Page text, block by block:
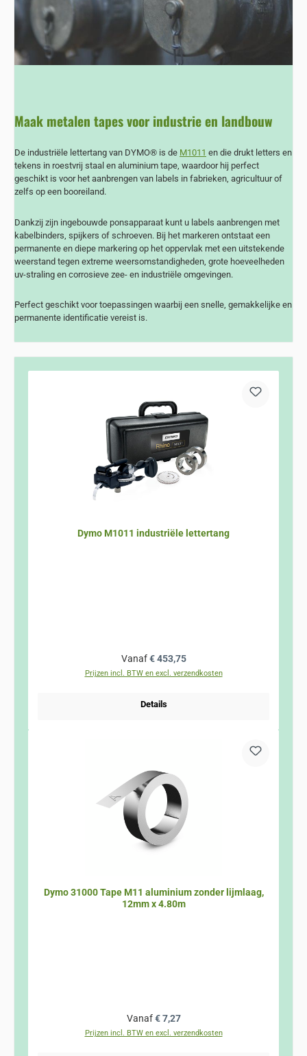
Maak metalen tapes voor industrie en landbouw
De industriële lettertang van DYMO® is de M1011 en die drukt letters en
tekens in roestvrij staal en aluminium tape, waardoor hij perfect
geschikt is voor het aanbrengen van labels in fabrieken, agricultuur of
zelfs op een booreiland.
Dankzij zijn ingebouwde ponsapparaat kunt u labels aanbrengen met
kabelbinders, spijkers of schroeven. Bij het markeren ontstaat een
permanente en diepe markering op het oppervlak met een uitstekende
weerstand tegen extreme weersomstandigheden, grote hoeveelheden
uv-straling en corrosieve zee- en industriële omgevingen.
Perfect geschikt voor toepassingen waarbij een snelle, gemakkelijke en
permanente identificatie vereist is.
Dymo M1011 industriële lettertang
Normale prijs:
Vanaf€ 453,75
Prijzen incl. BTW en excl. verzendkosten
Details
Dymo 31000 Tape M11 aluminium zonder lijmlaag,
12mm x 4.80m
Normale prijs:
Vanaf€ 7,27
Prijzen incl. BTW en excl. verzendkosten